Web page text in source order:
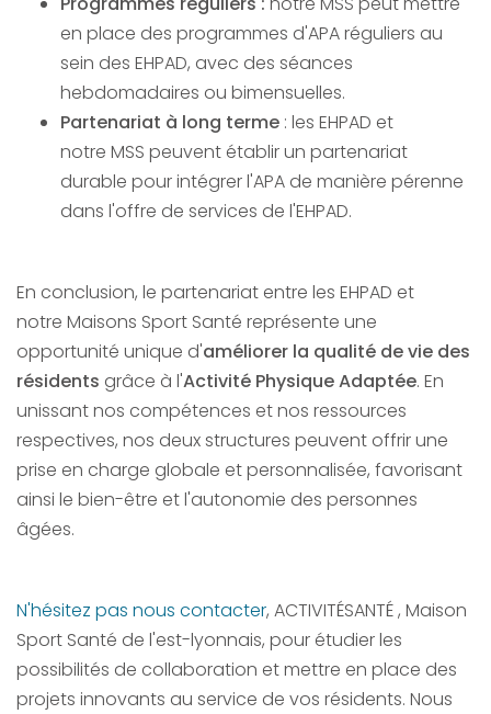
en place des programmes d'APA réguliers au
sein des EHPAD, avec des séances
hebdomadaires ou bimensuelles.
Partenariat à long terme : les EHPAD et
notre MSS peuvent établir un partenariat
durable pour intégrer l'APA de manière pérenne
dans l'offre de services de l'EHPAD.
En conclusion, le partenariat entre les EHPAD et
notre Maisons Sport Santé représente une
opportunité unique d'améliorer la qualité de vie des
résidents grâce à l'Activité Physique Adaptée. En
unissant nos compétences et nos ressources
respectives, nos deux structures peuvent offrir une
prise en charge globale et personnalisée, favorisant
ainsi le bien-être et l'autonomie des personnes
âgées.
N'hésitez pas nous contacter, ACTIVITÉSANTÉ , Maison
Sport Santé de l'est-lyonnais, pour étudier les
possibilités de collaboration et mettre en place des
projets innovants au service de vos résidents. Nous